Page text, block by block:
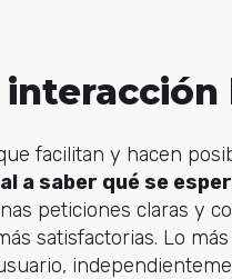
facilitan y hacen
a saber qué se
peticiones claras y
satisfactorias. Lo